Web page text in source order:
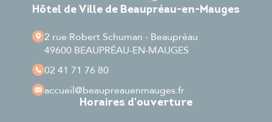
Hôtel de Ville de Beaupréau-en-Mauges
2 rue Robert Schuman - Beaupréau
49600 BEAUPRÉAU-EN-MAUGES
02 41 71 76 80
accueil@beaupreauenmauges.fr
Horaires d'ouverture